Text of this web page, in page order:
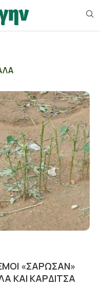
«ΣΆΡΩΣΑΝ»
ΚΑΙ ΚΑΡΔΊΤΣΑ